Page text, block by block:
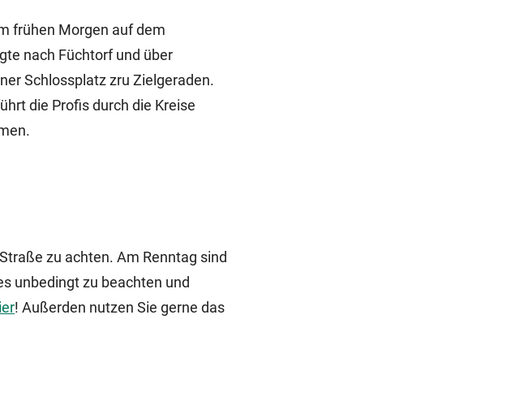
frühen Morgen auf dem
nach Füchtorf und über
Schlossplatz zru Zielgeraden.
die Profis durch die Kreise
zu achten. Am Renntag sind
unbedingt zu beachten und
! Außerden nutzen Sie gerne das